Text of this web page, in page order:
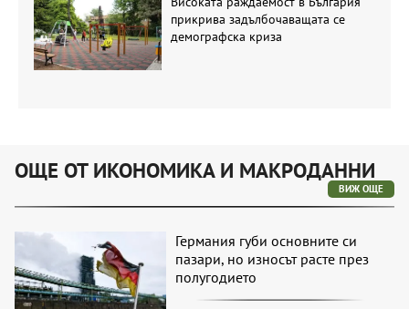
прикрива задълбочаващата се
демографска криза
ОЩЕ ОТ ИКОНОМИКА И МАКРОДАННИ
ВИЖ ОЩЕ
Германия губи основните си
пазари, но износът расте през
полугодието